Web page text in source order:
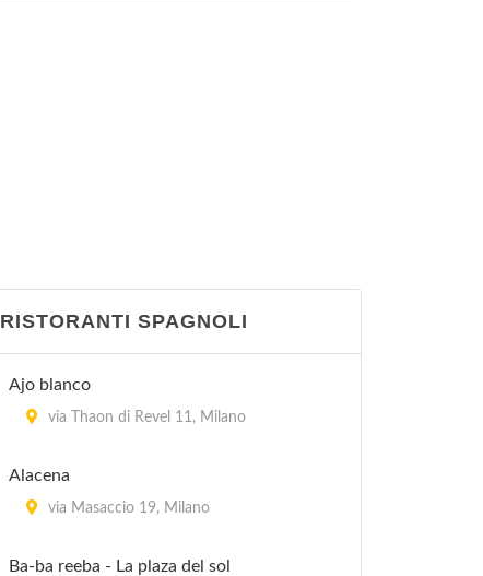
RISTORANTI SPAGNOLI
Ajo blanco
via Thaon di Revel 11, Milano
Alacena
via Masaccio 19, Milano
Ba-ba reeba - La plaza del sol